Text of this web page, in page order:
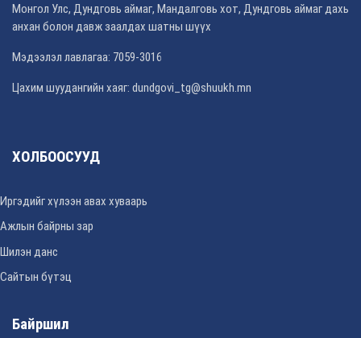
Монгол Улс, Дундговь аймаг, Мандалговь хот, Дундговь аймаг дахь
анхан болон давж заалдах шатны шүүх
Мэдээлэл лавлагаа: 7059-3016
Цахим шуудангийн хаяг: dundgovi_tg@shuukh.mn
ХОЛБООСУУД
Иргэдийг хүлээн авах хуваарь
Ажлын байрны зар
Шилэн данс
Сайтын бүтэц
Байршил